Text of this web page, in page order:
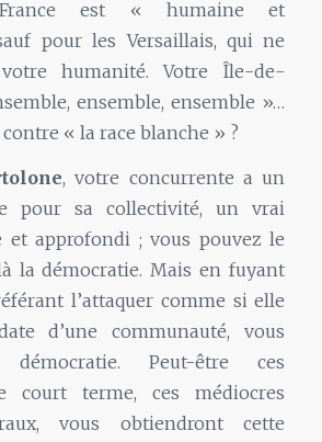
France est « humaine et
pour les Versaillais, qui ne
humanité. Votre Île-de-
ensemble, ensemble »…
« la race blanche » ?
, votre concurrente a un
pour sa collectivité, un vrai
et approfondi ; vous pouvez le
la démocratie. Mais en fuyant
l’attaquer comme si elle
d’une communauté, vous
Peut-être ces
court terme, ces médiocres
vous obtiendront cette